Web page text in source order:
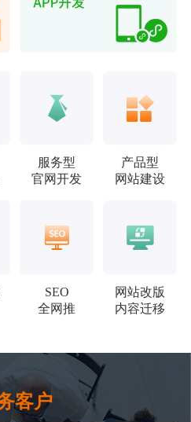
服务型
官网开发
产品型
网站建设
SEO
全网推
网站改版
内容迁移
客户